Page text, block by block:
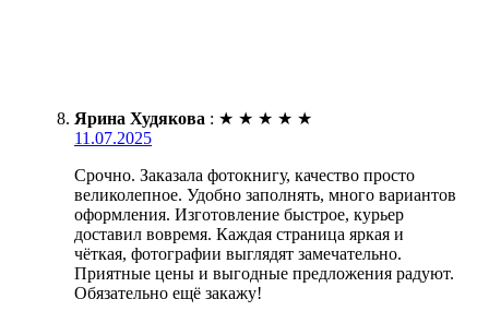
Ярина Худякова : ★ ★ ★ ★ ★
11.07.2025
Срочно. Заказала фотокнигу, качество просто
великолепное. Удобно заполнять, много вариантов
оформления. Изготовление быстрое, курьер
доставил вовремя. Каждая страница яркая и
чёткая, фотографии выглядят замечательно.
Приятные цены и выгодные предложения радуют.
Обязательно ещё закажу!